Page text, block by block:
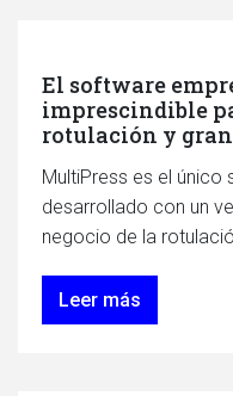
El software
imprescindible
rotulación y
MultiPress es el único
desarrollado con un
negocio de la
Leer más